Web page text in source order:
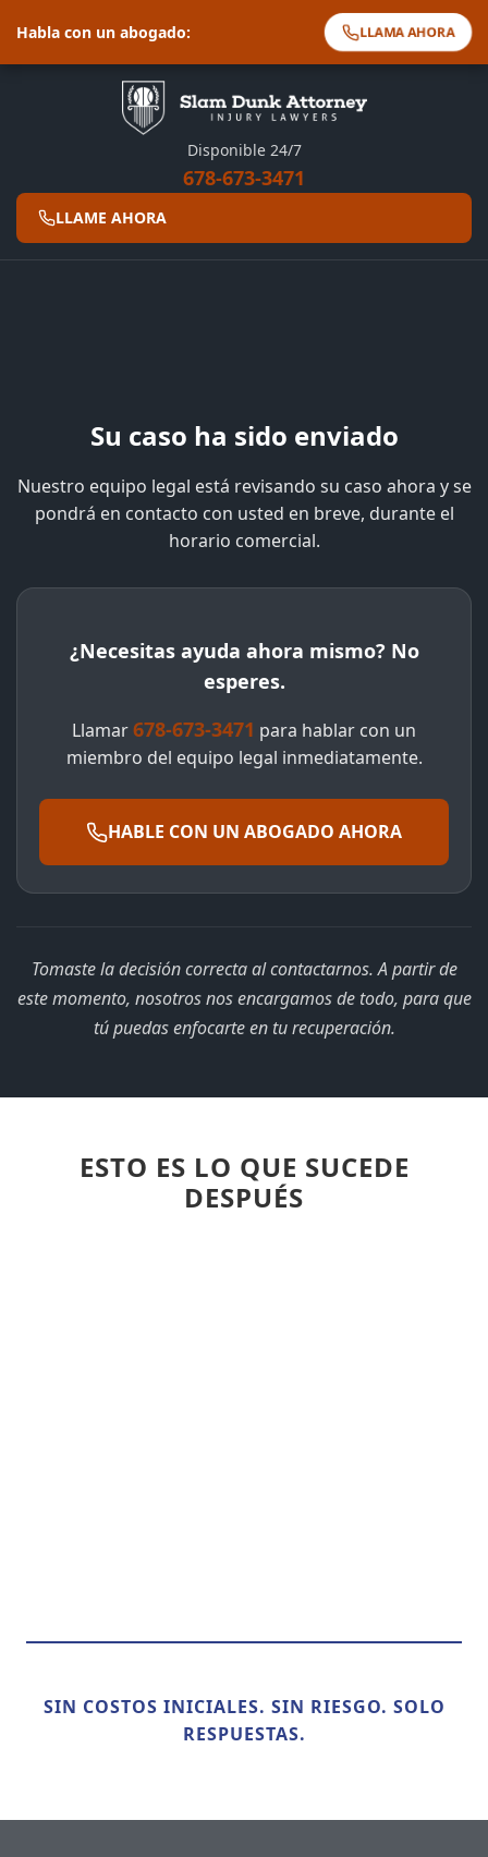
Habla con un abogado: LLAMA AHORA
Disponible 24/7
678-673-3471
LLAME AHORA
Su caso ha sido enviado
Nuestro equipo legal está revisando su caso ahora y se
pondrá en contacto con usted en breve, durante el
horario comercial.
¿Necesitas ayuda ahora mismo? No
esperes.
Llamar678-673-3471 para hablar con un
miembro del equipo legal inmediatamente.
HABLE CON UN ABOGADO AHORA
Tomaste la decisión correcta al contactarnos. A partir de
este momento, nosotros nos encargamos de todo, para que
tú puedas enfocarte en tu recuperación.
ESTO ES LO QUE SUCEDE
DESPUÉS
SIN COSTOS INICIALES. SIN RIESGO. SOLO
RESPUESTAS.